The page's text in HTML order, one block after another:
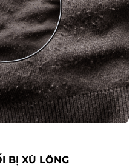
BỊ XÙ LÔNG